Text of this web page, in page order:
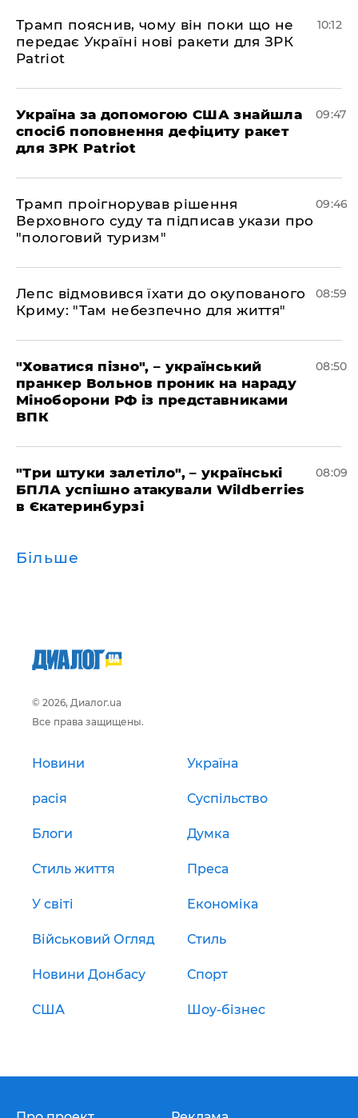
Трамп пояснив, чому він поки що не
передає Україні нові ракети для ЗРК
Patriot
10:12
Україна за допомогою США знайшла
спосіб поповнення дефіциту ракет
для ЗРК Patriot
09:47
Трамп проігнорував рішення
Верховного суду та підписав укази про
"пологовий туризм"
09:46
Лепс відмовився їхати до окупованого
Криму: "Там небезпечно для життя"
08:59
"Ховатися пізно", – український
пранкер Вольнов проник на нараду
Міноборони РФ із представниками
ВПК
08:50
"Три штуки залетіло", – українські
БПЛА успішно атакували Wildberries
в Єкатеринбурзі
08:09
Більше
© 2026, Диалог.ua
Все права защищены.
Новини Україна
расія Суспільство
Блоги Думка
Стиль життя Преса
У світі Економіка
Військовий Огляд Стиль
Новини Донбасу Спорт
США Шоу-бізнес